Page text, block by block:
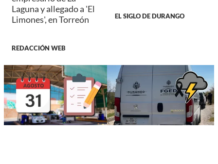
Laguna y allegado a 'El
Limones', en Torreón
REDACCIÓN WEB
EL SIGLO DE DURANGO